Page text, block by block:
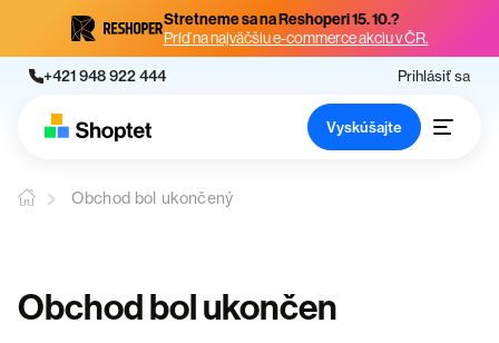
Stretneme sa na Reshoperi 15. 10.?
Príď na najväčšiu e-commerce akciu v ČR.
+421 948 922 444 Prihlásiť sa
Vyskúšajte
Obchod bol ukončený
Obchod bol ukončen